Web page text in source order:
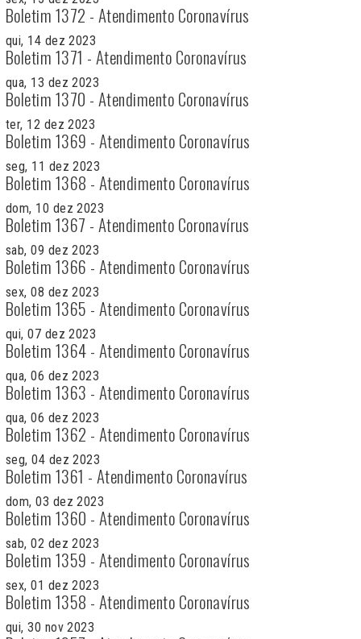
Boletim 1372 - Atendimento Coronavírus
qui, 14 dez 2023
Boletim 1371 - Atendimento Coronavírus
qua, 13 dez 2023
Boletim 1370 - Atendimento Coronavírus
ter, 12 dez 2023
Boletim 1369 - Atendimento Coronavírus
seg, 11 dez 2023
Boletim 1368 - Atendimento Coronavírus
dom, 10 dez 2023
Boletim 1367 - Atendimento Coronavírus
sab, 09 dez 2023
Boletim 1366 - Atendimento Coronavírus
sex, 08 dez 2023
Boletim 1365 - Atendimento Coronavírus
qui, 07 dez 2023
Boletim 1364 - Atendimento Coronavírus
qua, 06 dez 2023
Boletim 1363 - Atendimento Coronavírus
qua, 06 dez 2023
Boletim 1362 - Atendimento Coronavírus
seg, 04 dez 2023
Boletim 1361 - Atendimento Coronavírus
dom, 03 dez 2023
Boletim 1360 - Atendimento Coronavírus
sab, 02 dez 2023
Boletim 1359 - Atendimento Coronavírus
sex, 01 dez 2023
Boletim 1358 - Atendimento Coronavírus
qui, 30 nov 2023